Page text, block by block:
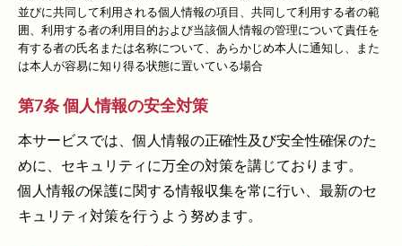
並びに共同して利用される個人情報の項目、共同して利用する者の範
囲、利用する者の利用目的および当該個人情報の管理について責任を
有する者の氏名または名称について、あらかじめ本人に通知し、また
は本人が容易に知り得る状態に置いている場合
第7条 個人情報の安全対策
本サービスでは、個人情報の正確性及び安全性確保のた
めに、セキュリティに万全の対策を講じております。
個人情報の保護に関する情報収集を常に行い、最新のセ
キュリティ対策を行うよう努めます。